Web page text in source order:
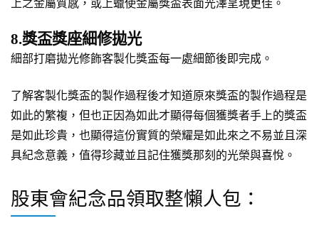
8.獎盃獎座細修拋光
細部打磨拋光修飾客製化獎盃每一處細節後即完成。
了解客製化獎盃的製作過程後才知道原來獎盃的製作過程是
如此的繁複，但也正因為如此才顯得每個獲獎者手上的獎盃
是如此珍貴，也顯得這份實質的榮耀是如此來之不易並且深
具紀念意義，值得珍藏並且記住獲獎那刻的光榮與喜悅。
股東會紀念品領取整懶人包：